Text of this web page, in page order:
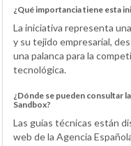
¿Qué importancia tiene esta
La iniciativa representa
y su tejido empresarial,
una palanca para la
tecnológica.
¿Dónde se pueden consultar
Sandbox?
Las guías técnicas están
web de la Agencia